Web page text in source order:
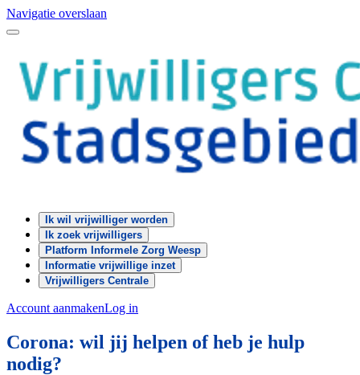
Navigatie overslaan
Ik wil vrijwilliger worden
Ik zoek vrijwilligers
Platform Informele Zorg Weesp
Informatie vrijwillige inzet
Vrijwilligers Centrale
Account aanmakenLog in
Corona: wil jij helpen of heb je hulp
nodig?